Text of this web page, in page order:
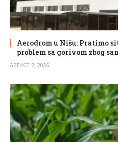
Aerodrom u Nišu: Pratimo
problem sa gorivom zbog
АВГУСТ 7, 2026